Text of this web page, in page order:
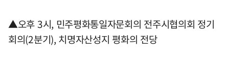
▲오후 3시, 민주평화통일자문회의 전주시협의회 정기
회의(2분기), 치명자산성지 평화의 전당